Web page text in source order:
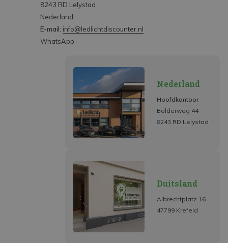
8243 RD Lelystad
Nederland
E-mail: info@ledlichtdiscounter.nl
WhatsApp
Nederland
Hoofdkantoor
Bolderweg 44
8243 RD Lelystad
Duitsland
Albrechtplatz 16
47799 Krefeld